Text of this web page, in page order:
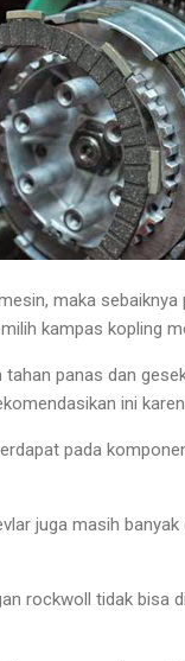
maka
kampas kopling
panas dan
ini
pada
juga masih
rockwoll tidak bisa